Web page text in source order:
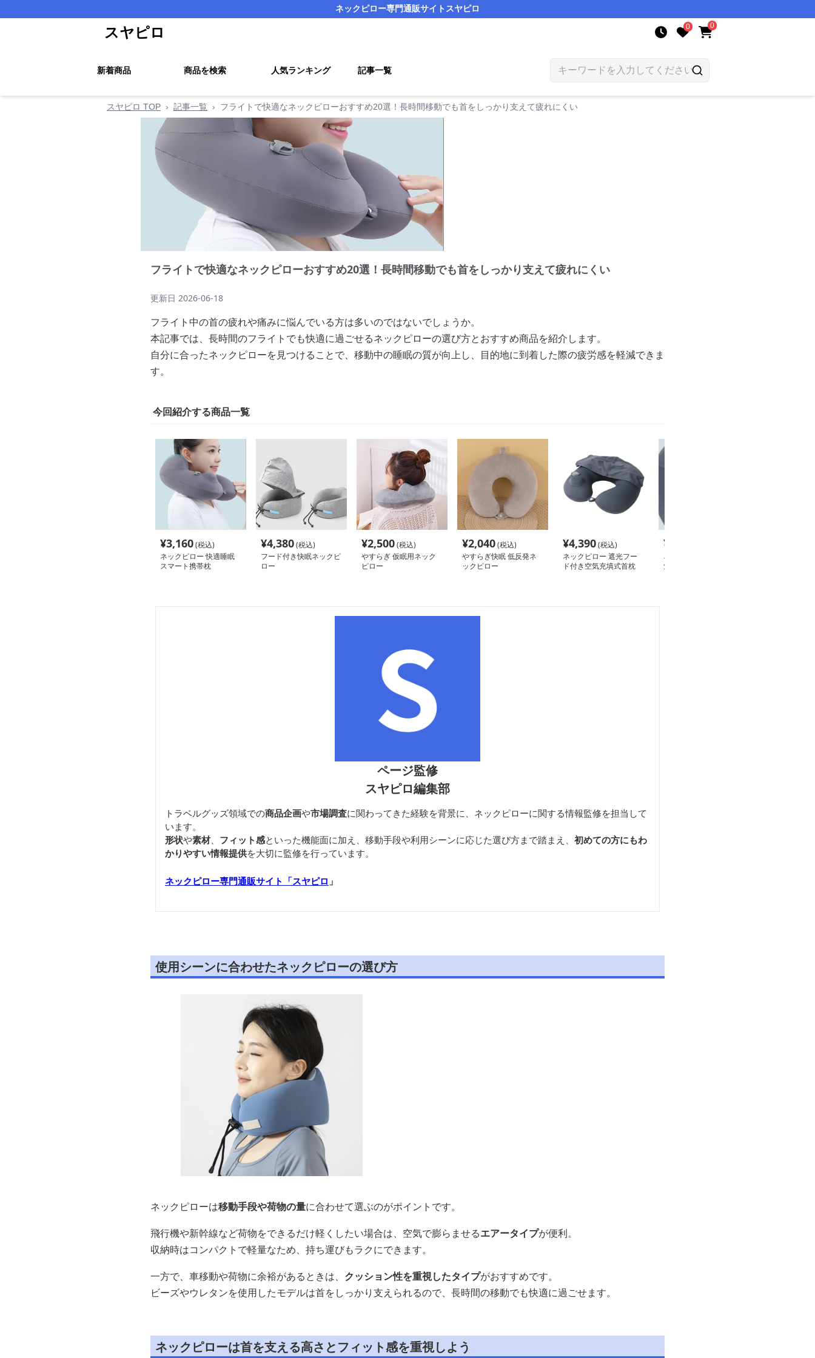
ネックピロー専門通販サイト スヤピロ
スヤピロ 0 0
新着商品 商品を検索 人気ランキング 記事一覧
スヤピロ TOP › 記事一覧 › フライトで快適なネックピローおすすめ20選！長時間移動でも首をしっかり支えて疲れにくい
フライトで快適なネックピローおすすめ20選！長時間移動でも首をしっかり支えて疲れにくい
更新日 2026-06-18
フライト中の首の疲れや痛みに悩んでいる方は多いのではないでしょうか。
本記事では、長時間のフライトでも快適に過ごせるネックピローの選び方とおすすめ商品を紹介します。
自分に合ったネックピローを見つけることで、移動中の睡眠の質が向上し、目的地に到着した際の疲労感を軽減できま
す。
今回紹介する商品一覧
¥3,160(税込)
ネックピロー 快適睡眠
スマート携帯枕
¥4,380(税込)
フード付き快眠ネックピ
ロー
¥2,500(税込)
やすらぎ 仮眠用ネック
ピロー
¥2,040(税込)
やすらぎ快眠 低反発ネ
ックピロー
¥4,390(税込)
ネックピロー 遮光フー
ド付き空気充填式首枕
¥
ネックピロー 多機能空
気式頭部支持枕フード付
ページ監修
スヤピロ編集部
トラベルグッズ領域での商品企画や市場調査に関わってきた経験を背景に、ネックピローに関する情報監修を担当して
います。
形状や素材、 フィット感といった機能面に加え、移動手段や利用シーンに応じた選び方まで踏まえ、 初めての方にもわ
かりやすい情報提供を大切に監修を行っています。
ネックピロー専門通販サイト「スヤピロ 」
使用シーンに合わせたネックピローの選び方
ネックピローは移動手段や荷物の量に合わせて選ぶのがポイントです。
飛行機や新幹線など荷物をできるだけ軽くしたい場合は、空気で膨らませるエアータイプが便利。
収納時はコンパクトで軽量なため、持ち運びもラクにできます。
一方で、車移動や荷物に余裕があるときは、 クッション性を重視したタイプがおすすめです。
ビーズやウレタンを使用したモデルは首をしっかり支えられるので、長時間の移動でも快適に過ごせます。
ネックピローは首を支える高さとフィット感を重視しよう